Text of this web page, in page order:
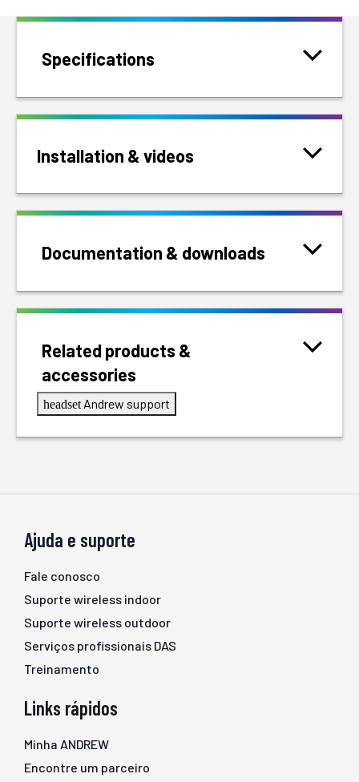
Specifications
Installation & videos
Documentation & downloads
Related products &
accessories
headset Andrew support
Ajuda e suporte
Fale conosco
Suporte wireless indoor
Suporte wireless outdoor
Serviços profissionais DAS
Treinamento
Links rápidos
Minha ANDREW
Encontre um parceiro